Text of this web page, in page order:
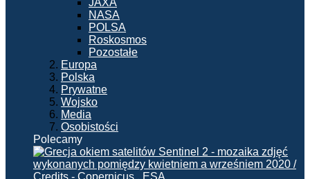
JAXA
NASA
POLSA
Roskosmos
Pozostałe
Europa
Polska
Prywatne
Wojsko
Media
Osobistości
Polecamy